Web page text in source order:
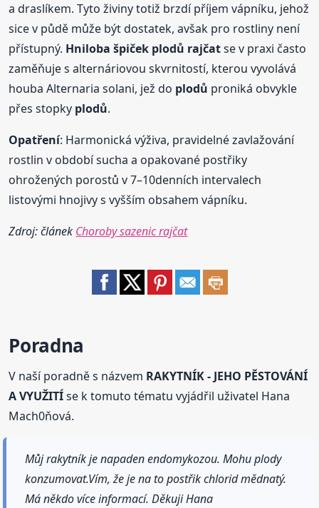
a draslíkem. Tyto živiny totiž brzdí příjem vápníku, jehož
sice v půdě může být dostatek, avšak pro rostliny není
přístupný. Hniloba špiček plodů rajčatse v praxi často
zaměňuje s alternáriovou skvrnitostí, kterou vyvolává
houba Alternaria solani, jež do plodů proniká obvykle
přes stopky plodů.
Opatření: Harmonická výživa, pravidelné zavlažování
rostlin v období sucha a opakované postřiky
ohrožených porostů v 7–10denních intervalech
listovými hnojivy s vyšším obsahem vápníku.
Zdroj: článek Choroby sazenic rajčat
Poradna
V naší poradně s názvem RAKYTNÍK - JEHO PĚSTOVÁNÍ
A VYUŽITÍse k tomuto tématu vyjádřil uživatel Hana
Mach0ňová.
Můj rakytník je napaden endomykozou. Mohu plody
konzumovat.Vím, že je na to postřik chlorid mědnatý.
Má někdo více informací. Děkuji Hana